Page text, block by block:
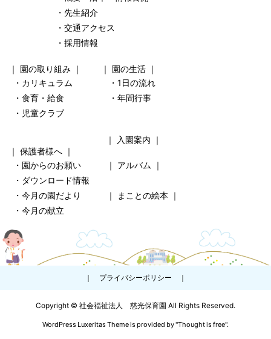
・先生紹介
・交通アクセス
・採用情報
｜ 園の取り組み ｜ ｜ 園の生活 ｜
・カリキュラム
・1日の流れ
・食育・給食
・年間行事
・児童クラブ
｜ 入園案内 ｜
｜ 保護者様へ ｜
・園からのお願い ｜ アルバム ｜
・ダウンロード情報
・今月の園だより
｜ まことの絵本 ｜
・今月の献立
｜ プライバシーポリシー ｜
Copyright © 社会福祉法人 慈光保育園 All Rights Reserved.
WordPress Luxeritas Theme is provided by "Thought is free".